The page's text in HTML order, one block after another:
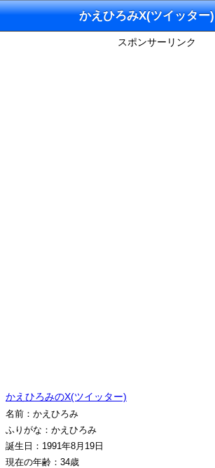
かえひろみX(ツイッター)
スポンサーリンク
かえひろみのX(ツイッター)
名前：かえひろみ
ふりがな：かえひろみ
誕生日：1991年8月19日
現在の年齢：34歳